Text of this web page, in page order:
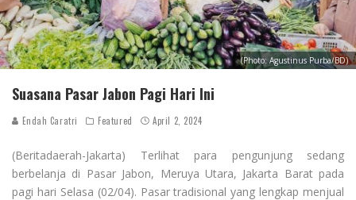
(Photo: Agustinus Purba/BD)
Suasana Pasar Jabon Pagi Hari Ini
Endah Caratri Featured April 2, 2024
(Beritadaerah-Jakarta) Terlihat para pengunjung sedang
berbelanja di Pasar Jabon, Meruya Utara, Jakarta Barat pada
pagi hari Selasa (02/04). Pasar tradisional yang lengkap menjual